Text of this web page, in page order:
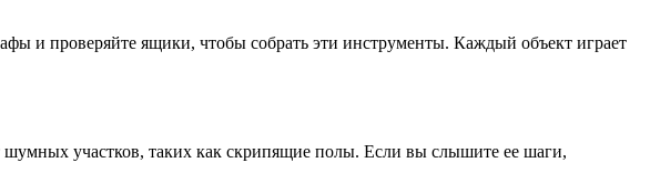
и проверяйте ящики, чтобы собрать эти инструменты. Каждый объект играет
шумных участков, таких как скрипящие полы. Если вы слышите ее шаги,